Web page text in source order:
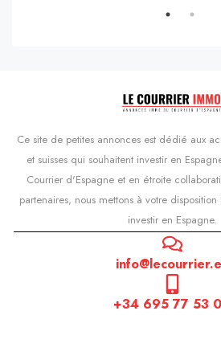
Ce site de petites annonces est dédié aux
et suisses qui souhaitent investir en
Courrier d'Espagne et en étroite
partenaires, nous mettons à votre
investir en Espagne.
+34 695 77 53